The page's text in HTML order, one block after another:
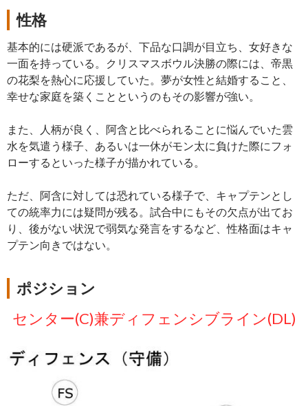
性格
基本的には硬派であるが、下品な口調が目立ち、女好きな
一面を持っている。クリスマスボウル決勝の際には、帝黒
の花梨を熱心に応援していた。夢が女性と結婚すること、
幸せな家庭を築くことというのもその影響が強い。
また、人柄が良く、阿含と比べられることに悩んでいた雲
水を気遣う様子、あるいは一休がモン太に負けた際にフォ
ローするといった様子が描かれている。
ただ、阿含に対しては恐れている様子で、キャプテンとし
ての統率力には疑問が残る。試合中にもその欠点が出てお
り、後がない状況で弱気な発言をするなど、性格面はキャ
プテン向きではない。
ポジション
センター(C)兼ディフェンシブライン(DL)